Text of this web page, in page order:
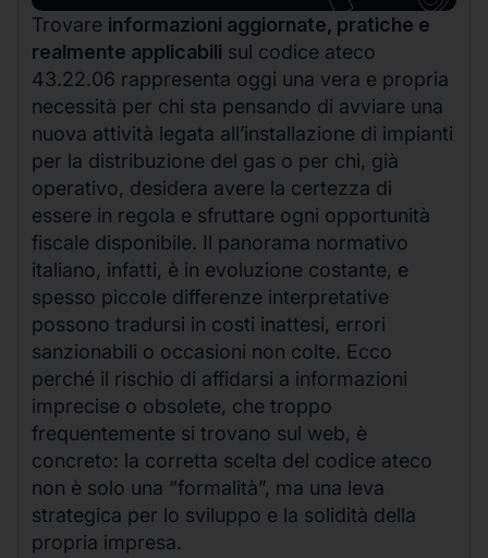
Trovare informazioni aggiornate, pratiche e
realmente applicabili sul codice ateco
43.22.06 rappresenta oggi una vera e propria
necessità per chi sta pensando di avviare una
nuova attività legata all’installazione di impianti
per la distribuzione del gas o per chi, già
operativo, desidera avere la certezza di
essere in regola e sfruttare ogni opportunità
fiscale disponibile. Il panorama normativo
italiano, infatti, è in evoluzione costante, e
spesso piccole differenze interpretative
possono tradursi in costi inattesi, errori
sanzionabili o occasioni non colte. Ecco
perché il rischio di affidarsi a informazioni
imprecise o obsolete, che troppo
frequentemente si trovano sul web, è
concreto: la corretta scelta del codice ateco
non è solo una “formalità”, ma una leva
strategica per lo sviluppo e la solidità della
propria impresa.